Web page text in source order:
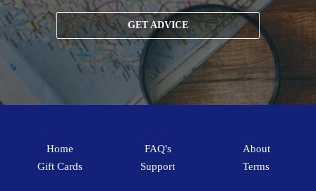
GET ADVICE
Home
Gift Cards
FAQ's
Support
About
Terms